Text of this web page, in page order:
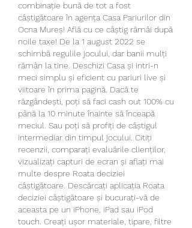
combinație bună de tot a fost
câștigătoare în agența Casa Pariurilor din
Ocna Mureș! Află cu ce câștig rămâi după
noile taxe! De la 1 august 2022 se
schimbă regulile jocului, dar banii mulți
rămân la tine. Deschizi Casa și intri-n
meci simplu și eficient cu pariuri live și
viitoare în prima pagină. Dacă te
răzgândești, poți să faci cash out 100% cu
până la 10 minute înainte să înceapă
meciul. Sau poți să profiți de câștigul
intermediar din timpul jocului. Citiți
recenzii, comparați evaluările clienților,
vizualizați capturi de ecran și aflați mai
multe despre Roata deciziei
câștigătoare. Descărcați aplicația Roata
deciziei câștigătoare și bucurați-vă de
aceasta pe un iPhone, iPad sau iPod
touch. Creați ușor materiale, tipare, filtre